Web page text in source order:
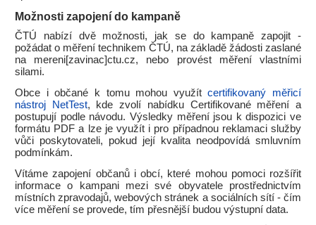
Možnosti zapojení do kampaně
ČTÚ nabízí dvě možnosti, jak se do kampaně zapojit -
požádat o měření technikem ČTÚ, na základě žádosti zaslané
na mereni[zavinac]ctu.cz, nebo provést měření vlastními
silami.
Obce i občané k tomu mohou využítcertifikovaný měřicí
nástroj NetTest, kde zvolí nabídku Certifikované měření a
postupují podle návodu. Výsledky měření jsou k dispozici ve
formátu PDF a lze je využít i pro případnou reklamaci služby
vůči poskytovateli, pokud její kvalita neodpovídá smluvním
podmínkám.
Vítáme zapojení občanů i obcí, které mohou pomoci rozšířit
informace o kampani mezi své obyvatele prostřednictvím
místních zpravodajů, webových stránek a sociálních sítí - čím
více měření se provede, tím přesnější budou výstupní data.